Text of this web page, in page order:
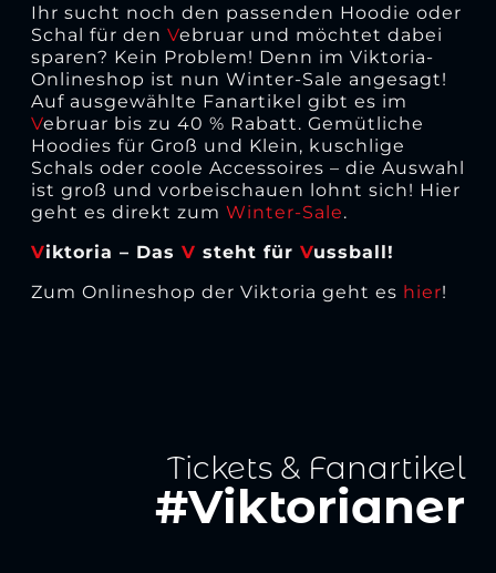
Ihr sucht noch den passenden Hoodie oder
Schal für den Vebruar und möchtet dabei
sparen? Kein Problem! Denn im Viktoria-
Onlineshop ist nun Winter-Sale angesagt!
Auf ausgewählte Fanartikel gibt es im
Vebruar bis zu 40 % Rabatt. Gemütliche
Hoodies für Groß und Klein, kuschlige
Schals oder coole Accessoires – die Auswahl
ist groß und vorbeischauen lohnt sich! Hier
geht es direkt zum Winter-Sale.
Viktoria – Das V steht für Vussball!
Zum Onlineshop der Viktoria geht es hier!
Tickets & Fanartikel
#Viktorianer